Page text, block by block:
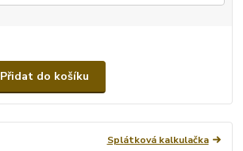
Přidat do košíku
Splátková kalkulačka